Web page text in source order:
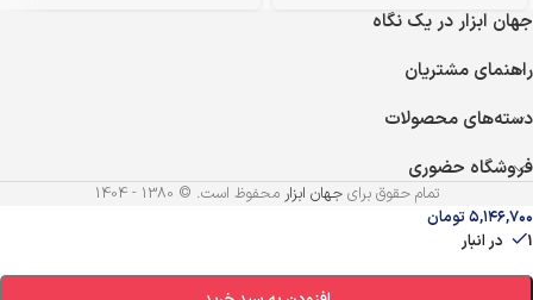
جهان ابزار در یک نگاه
راهنمای مشتریان
دسته‌های محصولات
فروشگاه حضوری
تمام حقوق برایجهان ابزار محفوظ است. © 1380 - 1404
۵,۱۴۶,۷۰۰تومان
1 در انبار